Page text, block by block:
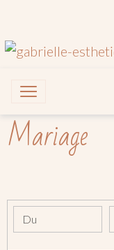
Mariage
Date de début